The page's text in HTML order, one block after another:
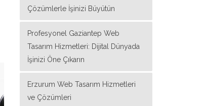
Çözümlerle İşinizi Büyütün
Profesyonel Gaziantep Web
Tasarım Hizmetleri: Dijital Dünyada
İşinizi Öne Çıkarın
Erzurum Web Tasarım Hizmetleri
ve Çözümleri